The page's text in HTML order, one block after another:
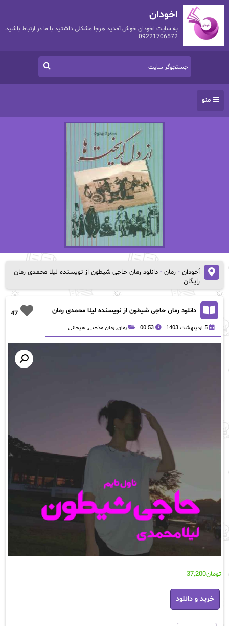
اخودان
به سایت اخودان خوش آمدید هرجا مشکلی داشتید با ما در ارتباط باشید.
09221706572
منو
اُخودان- رمان- دانلود رمان حاجی شیطون از نویسنده لیلا محمدی رمان
رایگان
47
دانلود رمان حاجی شیطون از نویسنده لیلا محمدی رمان
5 اردیبهشت 1403 00:53 رمان, رمان مذهبی, هیجانی
تومان37,200
دانلود
رمان
حاجی
خرید و دانلود